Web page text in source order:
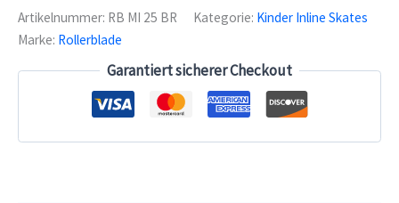
Kids
Skates
-
Artikelnummer: RB MI 25 BR Kategorie: Kinder Inline Skates
Marke: Rollerblade
Garantiert sicherer Checkout